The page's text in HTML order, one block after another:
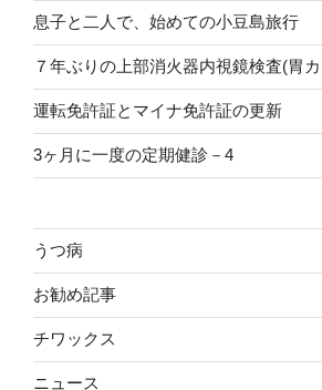
息子と二人で、始めての小豆島旅行
７年ぶりの上部消火器内視鏡検査(胃
運転免許証とマイナ免許証の更新
3ヶ月に一度の定期健診－4
うつ病
お勧め記事
チワックス
ニュース